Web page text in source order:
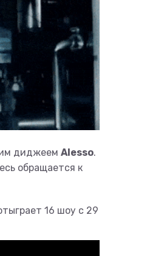
диджеем Alesso.
обращается к
16 шоу с 29